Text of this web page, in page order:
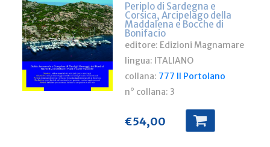
Periplo di Sardegna e
Corsica, Arcipelago della
Maddalena e Bocche di
Bonifacio
editore: Edizioni Magnamare
lingua: ITALIANO
collana: 777 Il Portolano
n° collana: 3
€54,00